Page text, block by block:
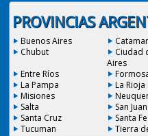
PROVINCIAS
Buenos Aires
Chubut
Ciudad
Aires
Entre Ríos
La Pampa
La Rioja
Misiones
Salta
San Juan
Santa Cruz
Santa Fe
Tucuman
Tierra